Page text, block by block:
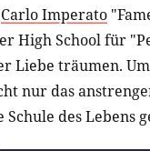
Carlo Imperato
High School für
Liebe träumen.
nur das
des Lebens